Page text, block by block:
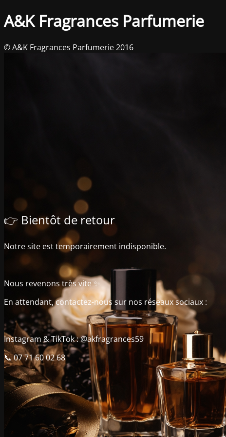
A&K Fragrances Parfumerie
👉 Bientôt de retour
Notre site est temporairement indisponible.
Nous revenons très vite ✨
En attendant, contactez-nous sur nos réseaux sociaux :
Instagram & TikTok : @akfragrances59
📞 07 71 60 02 68
© A&K Fragrances Parfumerie 2016